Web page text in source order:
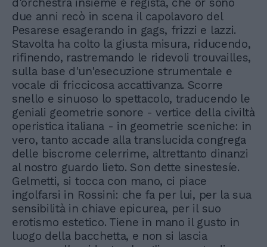
d'orchestra insieme e regista, che or sono
due anni recò in scena il capolavoro del
Pesarese esagerando in gags, frizzi e lazzi.
Stavolta ha colto la giusta misura, riducendo,
rifinendo, rastremando le ridevoli trouvailles,
sulla base d'un'esecuzione strumentale e
vocale di friccicosa accattivanza. Scorre
snello e sinuoso lo spettacolo, traducendo le
geniali geometrie sonore - vertice della civiltà
operistica italiana - in geometrie sceniche: in
vero, tanto accade alla translucida congrega
delle biscrome celerrime, altrettanto dinanzi
al nostro guardo lieto. Son dette sinestesíe.
Gelmetti, si tocca con mano, ci piace
ingolfarsi in Rossini: che fa per lui, per la sua
sensibilità in chiave epicurea, per il suo
erotismo estetico. Tiene in mano il gusto in
luogo della bacchetta, e non si lascia